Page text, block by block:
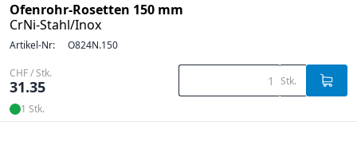
Ofenrohr-Rosetten 150 mm
CrNi-Stahl/Inox
Artikel-Nr: O824N.150
CHF / Stk.
31.35 Stk.
1 Stk.